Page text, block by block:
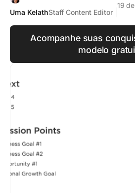
Uma KelathStaff Content Editor
19
Acompanhe suas
modelo